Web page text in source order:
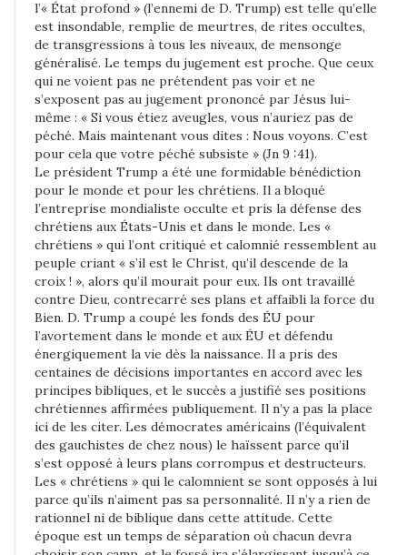
l’« État profond » (l’ennemi de D. Trump) est telle qu’elle
est insondable, remplie de meurtres, de rites occultes,
de transgressions à tous les niveaux, de mensonge
généralisé. Le temps du jugement est proche. Que ceux
qui ne voient pas ne prétendent pas voir et ne
s’exposent pas au jugement prononcé par Jésus lui-
même : « Si vous étiez aveugles, vous n’auriez pas de
péché. Mais maintenant vous dites : Nous voyons. C’est
pour cela que votre péché subsiste » (Jn 9 :41).
Le président Trump a été une formidable bénédiction
pour le monde et pour les chrétiens. Il a bloqué
l’entreprise mondialiste occulte et pris la défense des
chrétiens aux États-Unis et dans le monde. Les «
chrétiens » qui l’ont critiqué et calomnié ressemblent au
peuple criant « s’il est le Christ, qu’il descende de la
croix ! », alors qu’il mourait pour eux. Ils ont travaillé
contre Dieu, contrecarré ses plans et affaibli la force du
Bien. D. Trump a coupé les fonds des ÉU pour
l’avortement dans le monde et aux ÉU et défendu
énergiquement la vie dès la naissance. Il a pris des
centaines de décisions importantes en accord avec les
principes bibliques, et le succès a justifié ses positions
chrétiennes affirmées publiquement. Il n’y a pas la place
ici de les citer. Les démocrates américains (l’équivalent
des gauchistes de chez nous) le haïssent parce qu’il
s’est opposé à leurs plans corrompus et destructeurs.
Les « chrétiens » qui le calomnient se sont opposés à lui
parce qu’ils n’aiment pas sa personnalité. Il n’y a rien de
rationnel ni de biblique dans cette attitude. Cette
époque est un temps de séparation où chacun devra